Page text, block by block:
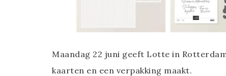
Maandag 22 juni geeft Lotte in
kaarten en een verpakking maakt.